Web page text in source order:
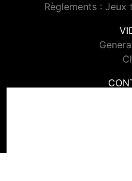
Règlements :